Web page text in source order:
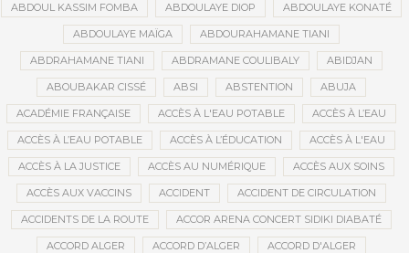
ABDOUL KASSIM FOMBA ABDOULAYE DIOP ABDOULAYE KONATÉ
ABDOULAYE MAÏGA ABDOURAHAMANE TIANI
ABDRAHAMANE TIANI ABDRAMANE COULIBALY ABIDJAN
ABOUBAKAR CISSÉ ABSI ABSTENTION ABUJA
ACADÉMIE FRANÇAISE ACCÈS À L'EAU POTABLE ACCÈS À L’EAU
ACCÈS À L’EAU POTABLE ACCÈS À L’ÉDUCATION ACCÈS À L'EAU
ACCÈS À LA JUSTICE ACCÈS AU NUMÉRIQUE ACCÈS AUX SOINS
ACCÈS AUX VACCINS ACCIDENT ACCIDENT DE CIRCULATION
ACCIDENTS DE LA ROUTE ACCOR ARENA CONCERT SIDIKI DIABATÉ
ACCORD ALGER ACCORD D’ALGER ACCORD D'ALGER